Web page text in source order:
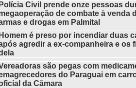
Polícia Civil prende onze pessoas
de combate à venda
e drogas em Palmital
Homem é preso por incendiar duas
agredir a ex-companheira e os
são pegas com
do Paraguai em
da Câmara